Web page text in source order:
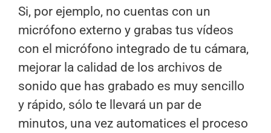
Si, por ejemplo, no cuentas con un
micrófono externo y grabas tus vídeos
con el micrófono integrado de tu cámara,
mejorar la calidad de los archivos de
sonido que has grabado es muy sencillo
y rápido, sólo te llevará un par de
minutos, una vez automatices el proceso